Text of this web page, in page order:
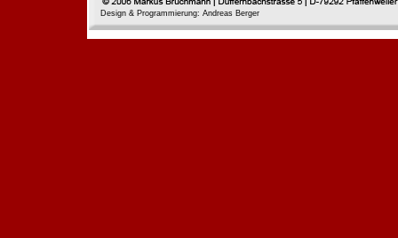
Design & Programmierung: Andreas Berger